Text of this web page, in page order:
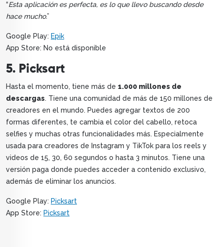
“Esta aplicación es perfecta, es lo que llevo buscando desde
hace mucho.”
Google Play: Epik
App Store: No está disponible
5. Picksart
Hasta el momento, tiene más de 1.000 millones de
descargas. Tiene una comunidad de más de 150 millones de
creadores en el mundo. Puedes agregar textos de 200
formas diferentes, te cambia el color del cabello, retoca
selfies y muchas otras funcionalidades más. Especialmente
usada para creadores de Instagram y TikTok para los reels y
videos de 15, 30, 60 segundos o hasta 3 minutos. Tiene una
versión paga donde puedes acceder a contenido exclusivo,
además de eliminar los anuncios.
Google Play: Picksart
App Store: Picksart